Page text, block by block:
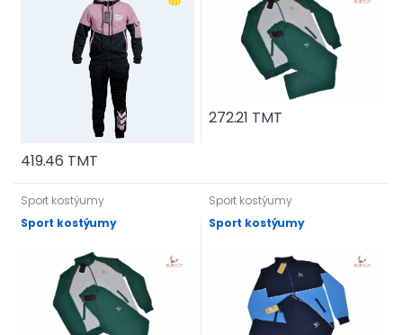
419.46 TMT
272.21 TMT
Sport kostýumy
Sport kostýumy
Sport kostýumy
Sport kostýumy